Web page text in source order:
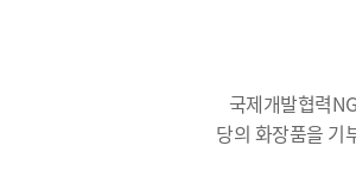
국제개발협력
당의 화장품을 기